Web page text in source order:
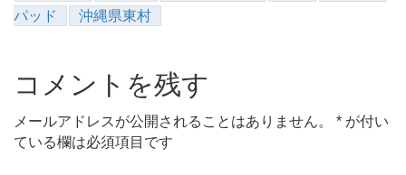
パッド
沖縄県東村
コメントを残す
メールアドレスが公開されることはありません。 * が付い
ている欄は必須項目です